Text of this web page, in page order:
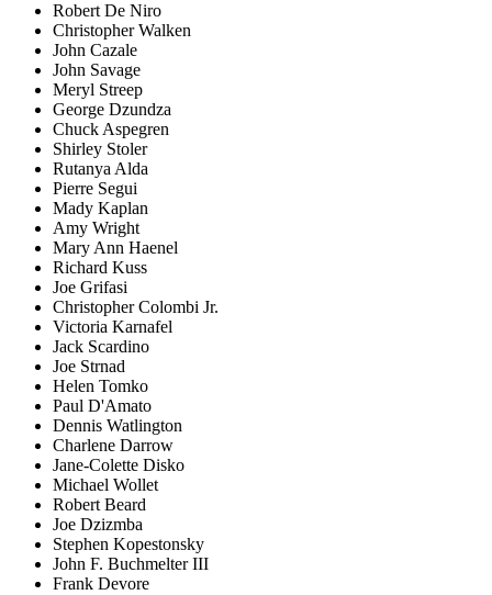
Robert De Niro
Christopher Walken
John Cazale
John Savage
Meryl Streep
George Dzundza
Chuck Aspegren
Shirley Stoler
Rutanya Alda
Pierre Segui
Mady Kaplan
Amy Wright
Mary Ann Haenel
Richard Kuss
Joe Grifasi
Christopher Colombi Jr.
Victoria Karnafel
Jack Scardino
Joe Strnad
Helen Tomko
Paul D'Amato
Dennis Watlington
Charlene Darrow
Jane-Colette Disko
Michael Wollet
Robert Beard
Joe Dzizmba
Stephen Kopestonsky
John F. Buchmelter III
Frank Devore